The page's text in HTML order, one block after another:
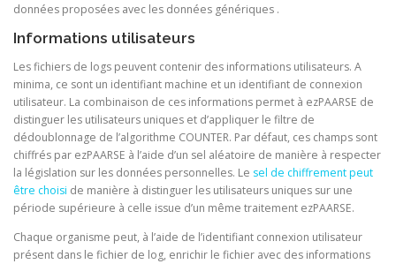
données proposées avec les données génériques .
Informations utilisateurs
Les fichiers de logs peuvent contenir des informations utilisateurs. A
minima, ce sont un identifiant machine et un identifiant de connexion
utilisateur. La combinaison de ces informations permet à ezPAARSE de
distinguer les utilisateurs uniques et d’appliquer le filtre de
dédoublonnage de l’algorithme COUNTER. Par défaut, ces champs sont
chiffrés par ezPAARSE à l’aide d’un sel aléatoire de manière à respecter
la législation sur les données personnelles. Le sel de chiffrement peut
être choisi de manière à distinguer les utilisateurs uniques sur une
période supérieure à celle issue d’un même traitement ezPAARSE.
Chaque organisme peut, à l’aide de l’identifiant connexion utilisateur
présent dans le fichier de log, enrichir le fichier avec des informations